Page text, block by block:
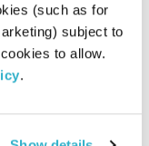
(such as for
subject to
to allow.
.
כל יום מחדש
אמיר
08.01.26
01:59:48
אודיו